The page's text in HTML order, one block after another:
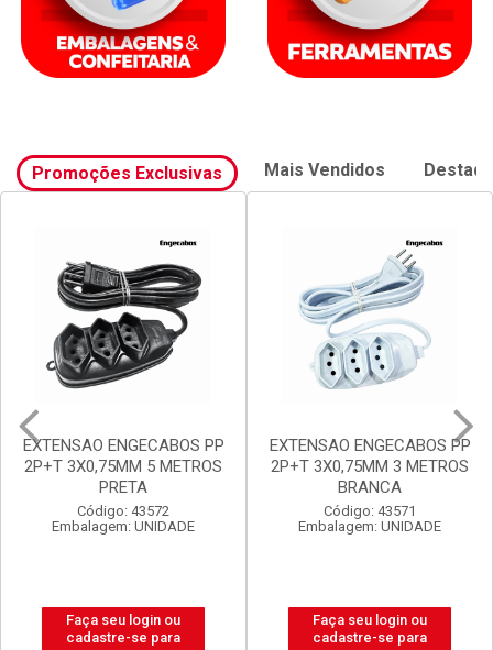
Promoções Exclusivas Mais Vendidos
2P+T 3X0,75MM 3 METROS
BRANCA
ENGECABOS 4 TOMADAS
0,80 METRO BRANCA